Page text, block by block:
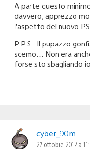
A parte questo
davvero; apprezzo
l’aspetto del nuovo
P.P.S.: Il pupazzo
scemo… Non era
forse sto sbagliando
cyber_90m
27 ottobre 2012 a